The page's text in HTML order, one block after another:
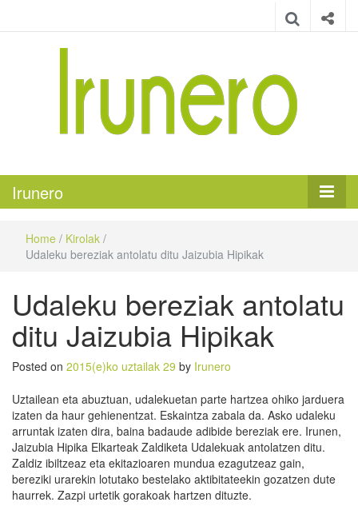
Irunero
Home / Kirolak /
Udaleku bereziak antolatu ditu Jaizubia Hipikak
Udaleku bereziak antolatu
ditu Jaizubia Hipikak
Posted on 2015(e)ko uztailak 29 by Irunero
Uztailean eta abuztuan, udalekuetan parte hartzea ohiko jarduera
izaten da haur gehienentzat. Eskaintza zabala da. Asko udaleku
arruntak izaten dira, baina badaude adibide bereziak ere. Irunen,
Jaizubia Hipika Elkarteak Zaldiketa Udalekuak antolatzen ditu.
Zaldiz ibiltzeaz eta ekitazioaren mundua ezagutzeaz gain,
bereziki urarekin lotutako bestelako aktibitateekin gozatzen dute
haurrek. Zazpi urtetik gorakoak hartzen dituzte.